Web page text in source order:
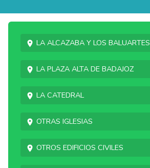
La Alcazaba y los baluartes
La Plaza Alta de Badajoz
La catedral
Otras Iglesias
Otros edificios civiles